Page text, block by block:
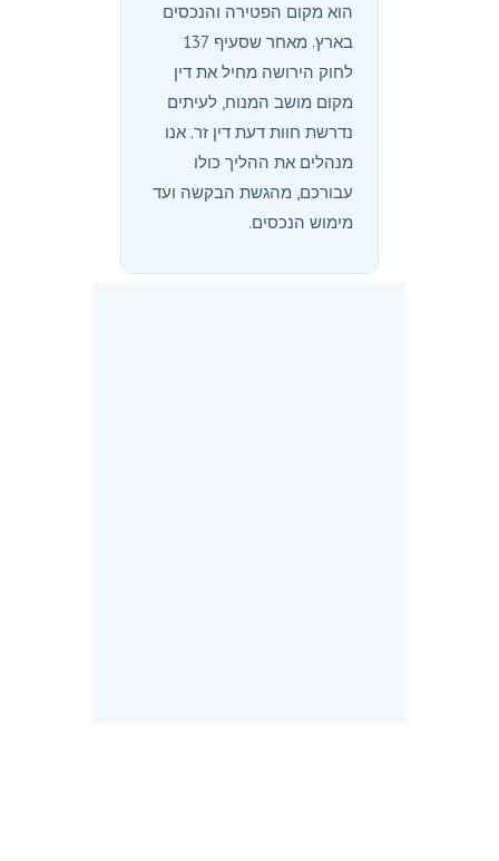
הוא מקום הפטירה והנכסים
בארץ. מאחר שסעיף 137
לחוק הירושה מחיל את דין
מקום מושב המנוח, לעיתים
נדרשת חוות דעת דין זר. אנו
מנהלים את ההליך כולו
עבורכם, מהגשת הבקשה ועד
מימוש הנכסים.